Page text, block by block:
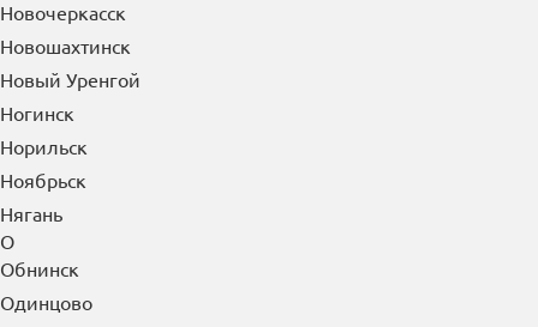
Новокуйбышевск
Новомосковск
Новороссийск
Новосибирск
Новотроицк
Новоуральск
Новочебоксарск
Новочеркасск
Новошахтинск
Новый Уренгой